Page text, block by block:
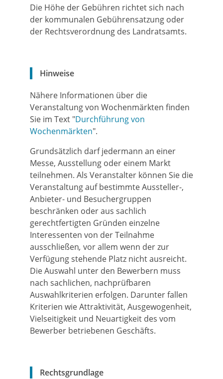
Die Höhe der Gebühren richtet sich nach
der kommunalen Gebührensatzung oder
der Rechtsverordnung des Landratsamts.
Hinweise
Nähere Informationen über die
Veranstaltung von Wochenmärkten finden
Sie im Text "Durchführung von
Wochenmärkten".
Grundsätzlich darf jedermann an einer
Messe, Ausstellung oder einem Markt
teilnehmen. Als Veranstalter können Sie die
Veranstaltung auf bestimmte Aussteller-,
Anbieter- und Besuchergruppen
beschränken oder aus sachlich
gerechtfertigten Gründen einzelne
Interessenten von der Teilnahme
ausschließen, vor allem wenn der zur
Verfügung stehende Platz nicht ausreicht.
Die Auswahl unter den Bewerbern muss
nach sachlichen, nachprüfbaren
Auswahlkriterien erfolgen. Darunter fallen
Kriterien wie Attraktivität, Ausgewogenheit,
Vielseitigkeit und Neuartigkeit des vom
Bewerber betriebenen Geschäfts.
Rechtsgrundlage